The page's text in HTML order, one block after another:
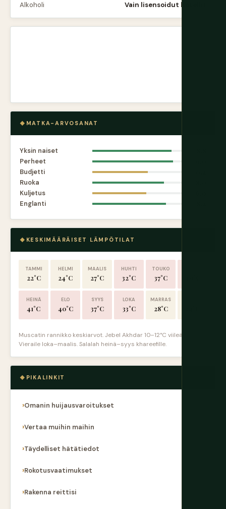
Alkoholi Vain lisensoidut hotellit
MATKA-ARVOSANAT
Yksin naiset
Perheet
Budjetti
Ruoka
Kuljetus
Englanti
KESKIMÄÄRÄISET LÄMPÖTILAT
TAMMI
22°C
HELMI
24°C
MAALIS
27°C
HUHTI
32°C
TOUKO
37°C
HEINÄ
41°C
ELO
40°C
SYYS
37°C
LOKA
33°C
MARRAS
28°C
Muscatin rannikko keskiarvot. Jebel Akhdar 10–12°C viileämmät.
Vieraile loka–maalis. Salalah heinä–syys khareefille.
PIKALINKIT
Omanin huijausvaroitukset
Vertaa muihin maihin
Täydelliset hätätiedot
Rokotusvaatimukset
Rakenna reittisi